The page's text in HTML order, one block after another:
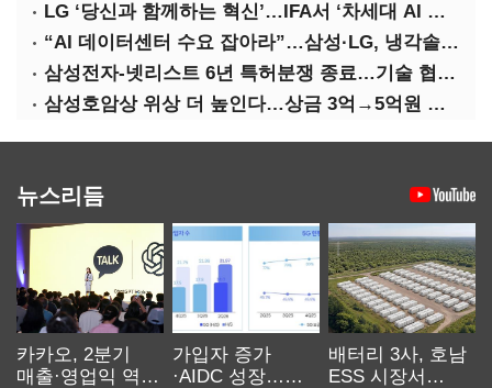
LG ‘당신과 함께하는 혁신’…IFA서 ‘차세대 AI 홈’ 비전 공개
“AI 데이터센터 수요 잡아라”…삼성·LG, 냉각솔루션 속도전
삼성전자-넷리스트 6년 특허분쟁 종료…기술 협력 확대 합의
삼성호암상 위상 더 높인다…상금 3억→5억원 증액
뉴스리듬
카카오, 2분기
매출·영업익 역대
가입자 증가
·AIDC 성장…
배터리 3사, 호남
ESS 시장서